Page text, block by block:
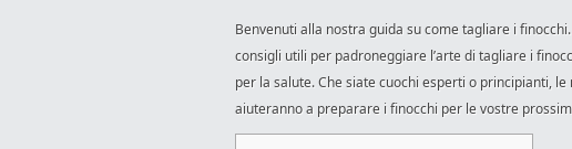
Benvenuti alla nostra guida su come tagliare i
consigli utili per padroneggiare l’arte di tagliare i
per la salute. Che siate cuochi esperti o principianti,
aiuteranno a preparare i finocchi per le vostre